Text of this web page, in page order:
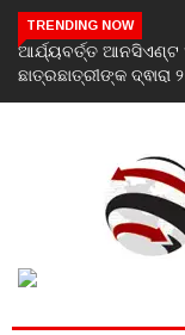
TRENDING NOW
AGM Housing
Landmark Luxury